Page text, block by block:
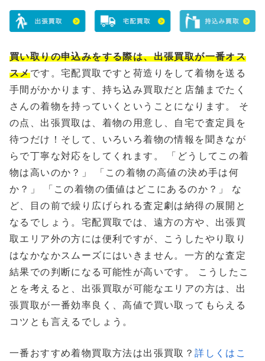
買い取りの申込みをする際は、出張買取が一番オス
スメです。宅配買取ですと荷造りをして着物を送る
手間がかかります、持ち込み買取だと店舗までたく
さんの着物を持っていくということになります。 そ
の点、出張買取は、着物の用意し、自宅で査定員を
待つだけ！そして、いろいろ着物の情報を聞きなが
らで丁寧な対応をしてくれます。 「どうしてこの着
物は高いのか？」 「この着物の高値の決め手は何
か？」 「この着物の価値はどこにあるのか？」 な
ど、目の前で繰り広げられる査定劇は納得の展開と
なるでしょう。宅配買取では、遠方の方や、出張買
取エリア外の方には便利ですが、こうしたやり取り
はなかなかスムーズにはいきません。一方的な査定
結果での判断になる可能性が高いです。 こうしたこ
とを考えると、出張買取が可能なエリアの方は、出
張買取が一番効率良く、高値で買い取ってもらえる
コツとも言えるでしょう。
一番おすすめ着物買取方法は出張買取？詳しくはこ